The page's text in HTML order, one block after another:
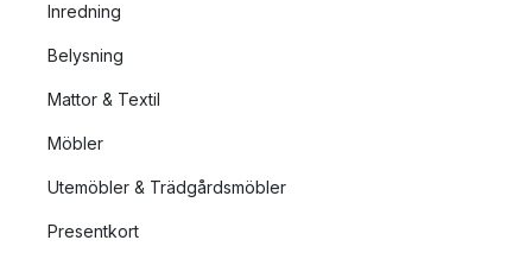
Inredning
Belysning
Mattor & Textil
Möbler
Utemöbler & Trädgårdsmöbler
Presentkort